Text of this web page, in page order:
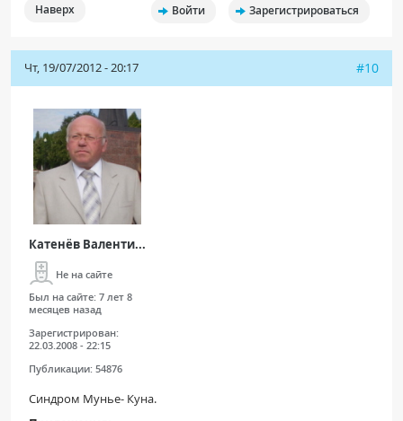
Наверх Войти Зарегистрироваться
Чт, 19/07/2012 - 20:17 #10
Катенёв Валенти...
Не на сайте
Был на сайте: 7 лет 8
месяцев назад
Зарегистрирован:
22.03.2008 - 22:15
Публикации: 54876
Синдром Мунье- Куна.